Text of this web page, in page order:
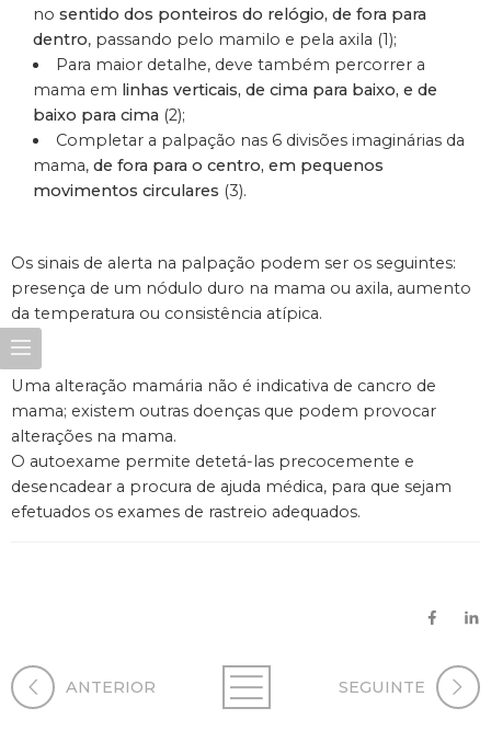
no sentido dos ponteiros do relógio, de fora para
dentro, passando pelo mamilo e pela axila (1);
Para maior detalhe, deve também percorrer a
mama em linhas verticais, de cima para baixo, e de
baixo para cima (2);
Completar a palpação nas 6 divisões imaginárias da
mama, de fora para o centro, em pequenos
movimentos circulares (3).
Os sinais de alerta na palpação podem ser os seguintes:
presença de um nódulo duro na mama ou axila, aumento
da temperatura ou consistência atípica.
Uma alteração mamária não é indicativa de cancro de
mama; existem outras doenças que podem provocar
alterações na mama.
O autoexame permite detetá-las precocemente e
desencadear a procura de ajuda médica, para que sejam
efetuados os exames de rastreio adequados.
ANTERIOR SEGUINTE